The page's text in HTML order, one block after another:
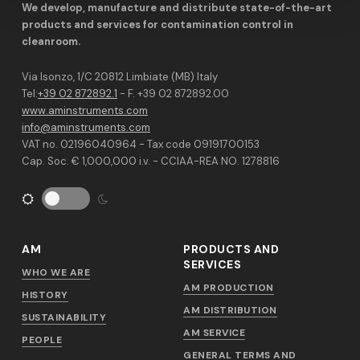
We develop, manufacture and distribute state-of-the-art
products and services for contamination control in
cleanroom.
Via Isonzo, 1/C 20812 Limbiate (MB) Italy
Tel:+39 02 872892.1 - F. +39 02 872892.00
www.aminstruments.com
info@aminstruments.com
VAT no. 02196040964 - Tax code 09191700153
Cap. Soc. € 1,000,000 i.v. - CCIAA-REA NO. 1278816
AM
WHO WE ARE
HISTORY
SUSTAINABILITY
PEOPLE
PRODUCTS AND
SERVICES
AM PRODUCTION
AM DISTRIBUTION
AM SERVICE
GENERAL TERMS AND